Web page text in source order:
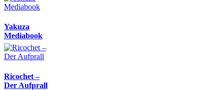
Yakuza
Mediabook
Ricochet –
Der Aufprall